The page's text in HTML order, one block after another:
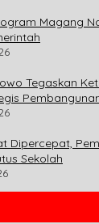
Magang
Tegaskan
Dipercepat,
Sekolah